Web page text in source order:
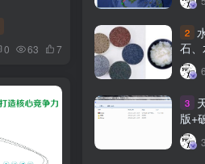
0 63 7
2
石
不清楚
3
版+